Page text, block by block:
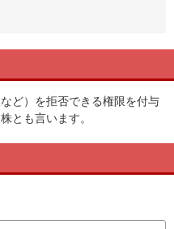
ど）を拒否できる権限を付与
とも言います。